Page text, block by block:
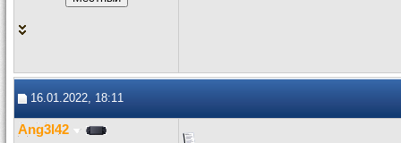
16.01.2022, 18:11
Ang3l42